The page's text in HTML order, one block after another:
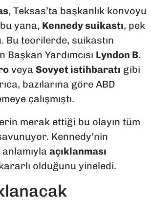
, Teksas’ta başkanlık konvoyu
yana, Kennedy suikastı, pek
teorilerde, suikastın
Yardımcısı Lyndon B.
veya Sovyet istihbaratı gibi
bazılarına göre ABD
çalışmıştı.
merak ettiği bu olayın tüm
Kennedy’nin
açıklanması
olduğunu yineledi.